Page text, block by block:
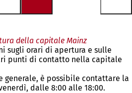
della capitale Mainz
sugli orari di apertura e sulle
punti di contatto nella capitale
generale, è possibile contattare la
dalle 8:00 alle 18:00.